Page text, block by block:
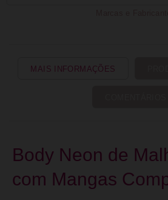
MAIS INFORMAÇÕES
Body Neon de
com Mangas